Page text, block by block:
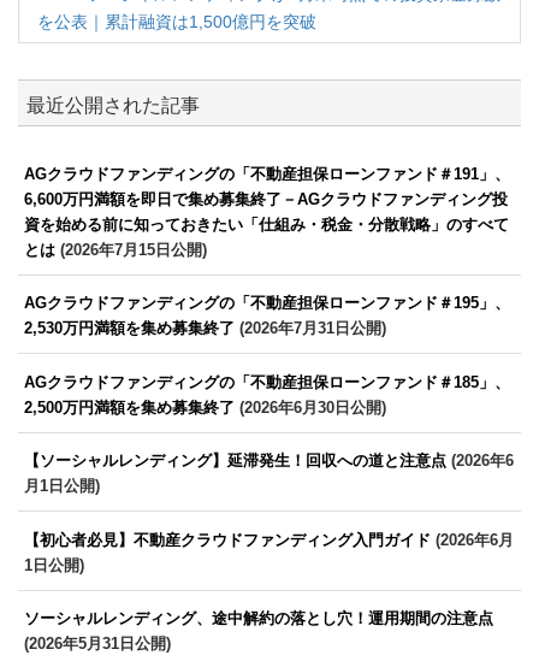
を公表｜累計融資は1,500億円を突破
最近公開された記事
AGクラウドファンディングの「不動産担保ローンファンド＃191」、
6,600万円満額を即日で集め募集終了－AGクラウドファンディング投
資を始める前に知っておきたい「仕組み・税金・分散戦略」のすべて
とは (2026年7月15日公開)
AGクラウドファンディングの「不動産担保ローンファンド＃195」、
2,530万円満額を集め募集終了 (2026年7月31日公開)
AGクラウドファンディングの「不動産担保ローンファンド＃185」、
2,500万円満額を集め募集終了 (2026年6月30日公開)
【ソーシャルレンディング】延滞発生！回収への道と注意点 (2026年6
月1日公開)
【初心者必見】不動産クラウドファンディング入門ガイド (2026年6月
1日公開)
ソーシャルレンディング、途中解約の落とし穴！運用期間の注意点
(2026年5月31日公開)